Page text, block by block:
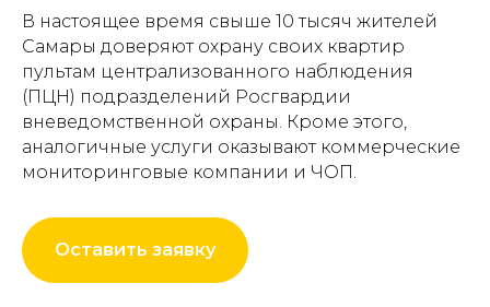
В настоящее время свыше 10 тысяч жителей
Самары доверяют охрану своих квартир
пультам централизованного наблюдения
(ПЦН) подразделений Росгвардии
вневедомственной охраны. Кроме этого,
аналогичные услуги оказывают коммерческие
мониторинговые компании и ЧОП.
Оставить заявку